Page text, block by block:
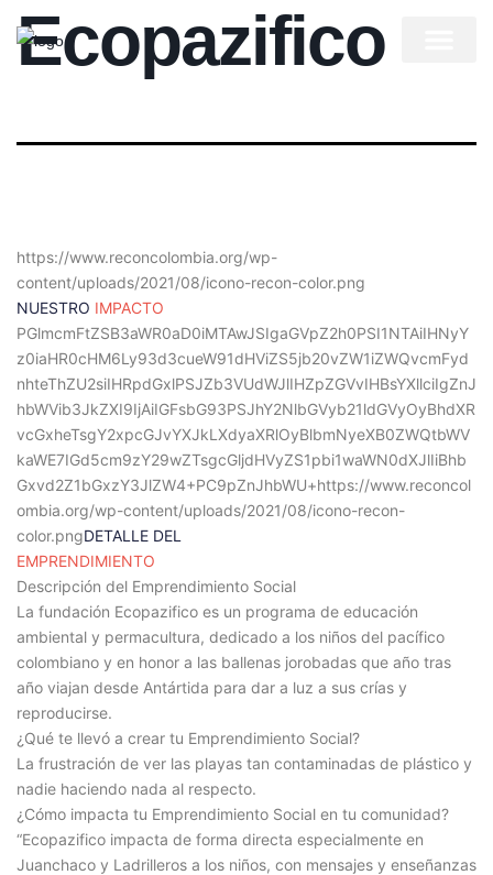
Ecopazifico
https://www.reconcolombia.org/wp-
content/uploads/2021/08/icono-recon-color.png
NUESTRO IMPACTO
PGlmcmFtZSB3aWR0aD0iMTAwJSIgaGVpZ2h0PSI1NTAiIHNyY
z0iaHR0cHM6Ly93d3cueW91dHViZS5jb20vZW1iZWQvcmFyd
nhteThZU2siIHRpdGxlPSJZb3VUdWJlIHZpZGVvIHBsYXllciIgZnJ
hbWVib3JkZXI9IjAiIGFsbG93PSJhY2NlbGVyb21ldGVyOyBhdXR
vcGxheTsgY2xpcGJvYXJkLXdyaXRlOyBlbmNyeXB0ZWQtbWV
kaWE7IGd5cm9zY29wZTsgcGljdHVyZS1pbi1waWN0dXJlIiBhb
Gxvd2Z1bGxzY3JlZW4+PC9pZnJhbWU+https://www.reconcol
ombia.org/wp-content/uploads/2021/08/icono-recon-
color.pngDETALLE DEL
EMPRENDIMIENTO
Descripción del Emprendimiento Social
La fundación Ecopazifico es un programa de educación
ambiental y permacultura, dedicado a los niños del pacífico
colombiano y en honor a las ballenas jorobadas que año tras
año viajan desde Antártida para dar a luz a sus crías y
reproducirse.
¿Qué te llevó a crear tu Emprendimiento Social?
La frustración de ver las playas tan contaminadas de plástico y
nadie haciendo nada al respecto.
¿Cómo impacta tu Emprendimiento Social en tu comunidad?
“Ecopazifico impacta de forma directa especialmente en
Juanchaco y Ladrilleros a los niños, con mensajes y enseñanzas